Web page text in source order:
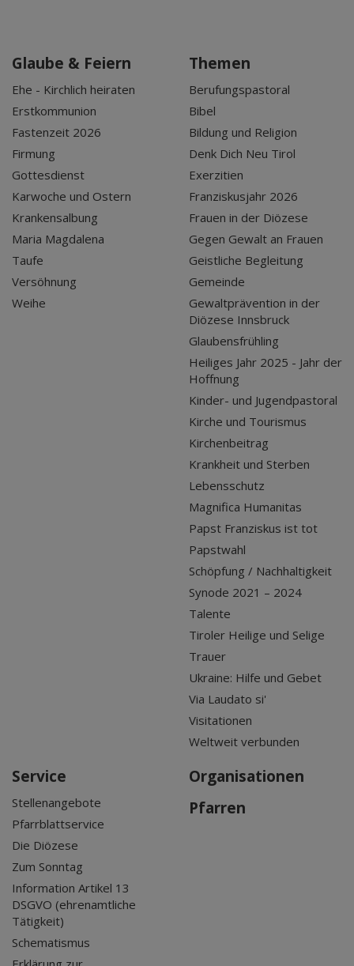
Glaube & Feiern
Ehe - Kirchlich heiraten
Erstkommunion
Fastenzeit 2026
Firmung
Gottesdienst
Karwoche und Ostern
Krankensalbung
Maria Magdalena
Taufe
Versöhnung
Weihe
Themen
Berufungspastoral
Bibel
Bildung und Religion
Denk Dich Neu Tirol
Exerzitien
Franziskusjahr 2026
Frauen in der Diözese
Gegen Gewalt an Frauen
Geistliche Begleitung
Gemeinde
Gewaltprävention in der
Diözese Innsbruck
Glaubensfrühling
Heiliges Jahr 2025 - Jahr der
Hoffnung
Kinder- und Jugendpastoral
Kirche und Tourismus
Kirchenbeitrag
Krankheit und Sterben
Lebensschutz
Magnifica Humanitas
Papst Franziskus ist tot
Papstwahl
Schöpfung / Nachhaltigkeit
Synode 2021 – 2024
Talente
Tiroler Heilige und Selige
Trauer
Ukraine: Hilfe und Gebet
Via Laudato si'
Visitationen
Weltweit verbunden
Service
Stellenangebote
Pfarrblattservice
Die Diözese
Zum Sonntag
Information Artikel 13
DSGVO (ehrenamtliche
Tätigkeit)
Schematismus
Organisationen
Pfarren